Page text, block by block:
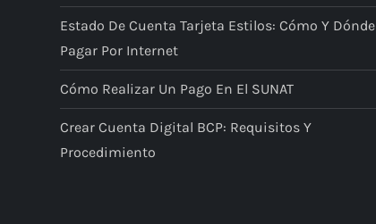
t
r
a
d
Estado De Cuenta Tarjeta Estilos: Cómo Y Dónde
Pagar Por Internet
Cómo Realizar Un Pago En El SUNAT
Crear Cuenta Digital BCP: Requisitos Y
Procedimiento